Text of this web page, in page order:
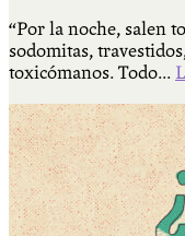
“Por la noche, salen
sodomitas,
toxicómanos. Todo...